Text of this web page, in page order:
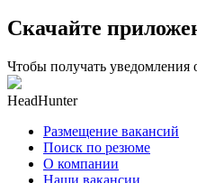
Скачайте
Чтобы получать
HeadHunter
Размещение вакансий
Поиск по резюме
О компании
Наши вакансии